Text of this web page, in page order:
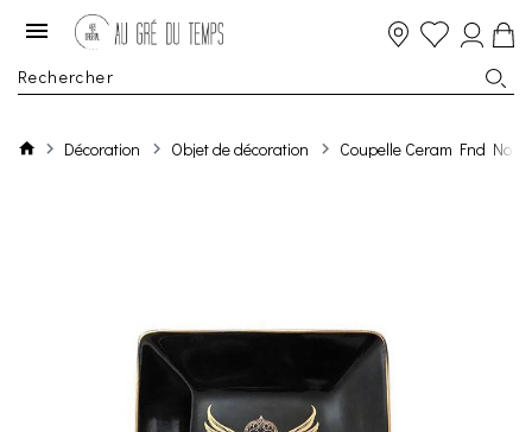
Décoration Objet de décoration Coupelle Ceram Fnd Noir